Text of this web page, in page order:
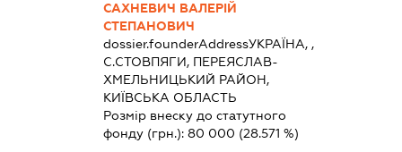
САХНЕВИЧ ВАЛЕРІЙ
СТЕПАНОВИЧ
dossier.founderAddressУКРАЇНА, ,
С.СТОВПЯГИ, ПЕРЕЯСЛАВ-
ХМЕЛЬНИЦЬКИЙ РАЙОН,
КИЇВСЬКА ОБЛАСТЬ
Розмір внеску до статутного
фонду (грн.):80 000 (28.571 %)